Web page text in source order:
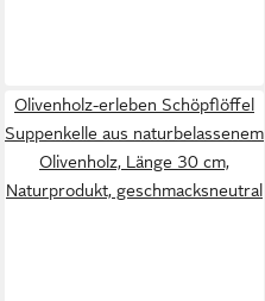
Olivenholz-erleben Schöpflöffel
Suppenkelle aus naturbelassenem
Olivenholz, Länge 30 cm,
Naturprodukt, geschmacksneutral